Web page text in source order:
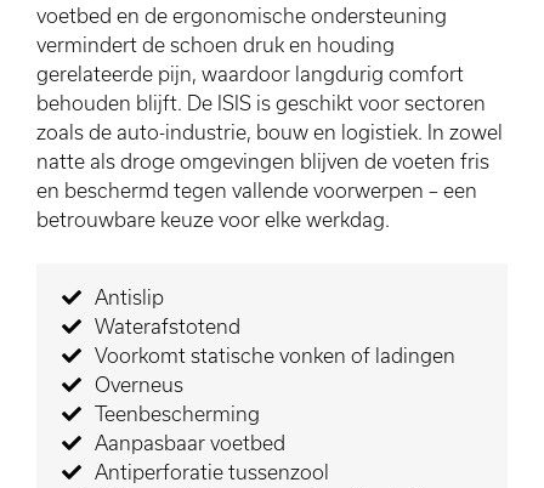
voetbed en de ergonomische ondersteuning
vermindert de schoen druk en houding
gerelateerde pijn, waardoor langdurig comfort
behouden blijft. De ISIS is geschikt voor sectoren
zoals de auto-industrie, bouw en logistiek. In zowel
natte als droge omgevingen blijven de voeten fris
en beschermd tegen vallende voorwerpen – een
betrouwbare keuze voor elke werkdag.
Antislip
Waterafstotend
Voorkomt statische vonken of ladingen
Overneus
Teenbescherming
Aanpasbaar voetbed
Antiperforatie tussenzool